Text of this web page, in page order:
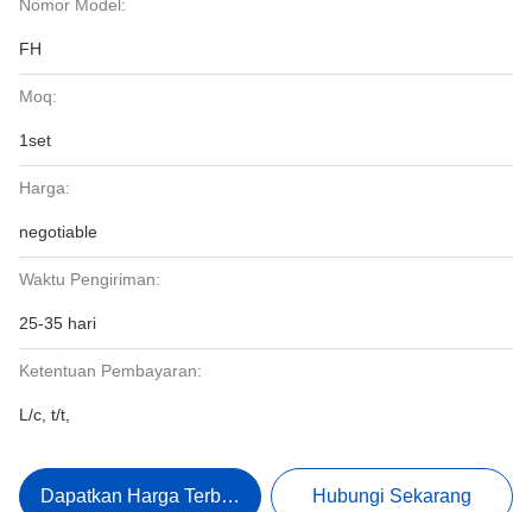
Nomor Model:
FH
Moq:
1set
Harga:
negotiable
Waktu Pengiriman:
25-35 hari
Ketentuan Pembayaran:
L/c, t/t,
Dapatkan Harga Terbaik Hubungi Sekarang